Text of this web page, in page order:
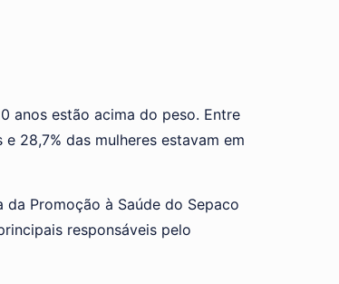
anos estão acima do peso. Entre
28,7% das mulheres estavam em
Promoção à Saúde do Sepaco
responsáveis pelo